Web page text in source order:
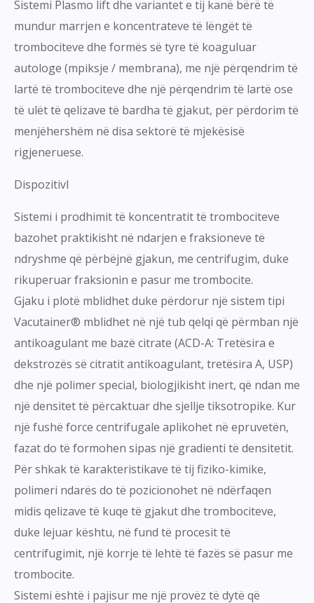
Sistemi Plasmo lift dhe variantet e tij kanë bërë të
mundur marrjen e koncentrateve të lëngët të
trombociteve dhe formës së tyre të koaguluar
autologe (mpiksje / membrana), me një përqendrim të
lartë të trombociteve dhe një përqendrim të lartë ose
të ulët të qelizave të bardha të gjakut, për përdorim të
menjëhershëm në disa sektorë të mjekësisë
rigjeneruese.
DispozitivI
Sistemi i prodhimit të koncentratit të trombociteve
bazohet praktikisht në ndarjen e fraksioneve të
ndryshme që përbëjnë gjakun, me centrifugim, duke
rikuperuar fraksionin e pasur me trombocite.
Gjaku i plotë mblidhet duke përdorur një sistem tipi
Vacutainer® mblidhet në një tub qelqi që përmban një
antikoagulant me bazë citrate (ACD-A: Tretësira e
dekstrozës së citratit antikoagulant, tretësira A, USP)
dhe një polimer special, biologjikisht inert, që ndan me
një densitet të përcaktuar dhe sjellje tiksotropike. Kur
një fushë force centrifugale aplikohet në epruvetën,
fazat do të formohen sipas një gradienti të densitetit.
Për shkak të karakteristikave të tij fiziko-kimike,
polimeri ndarës do të pozicionohet në ndërfaqen
midis qelizave të kuqe të gjakut dhe trombociteve,
duke lejuar kështu, në fund të procesit të
centrifugimit, një korrje të lehtë të fazës së pasur me
trombocite.
Sistemi është i pajisur me një provëz të dytë që